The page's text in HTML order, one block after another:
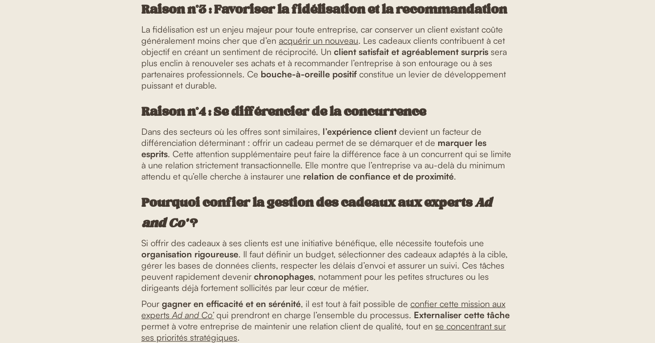
Raison n°3 : Favoriser la fidélisation et la recommandation
La fidélisation est un enjeu majeur pour toute entreprise, car conserver un client existant coûte
généralement moins cher que d’en acquérir un nouveau. Les cadeaux clients contribuent à cet
objectif en créant un sentiment de réciprocité. Un client satisfait et agréablement surpris sera
plus enclin à renouveler ses achats et à recommander l’entreprise à son entourage ou à ses
partenaires professionnels. Ce bouche-à-oreille positif constitue un levier de développement
puissant et durable.
Raison n°4 : Se différencier de la concurrence
Dans des secteurs où les offres sont similaires, l’expérience client devient un facteur de
différenciation déterminant : offrir un cadeau permet de se démarquer et de marquer les
esprits. Cette attention supplémentaire peut faire la différence face à un concurrent qui se limite
à une relation strictement transactionnelle. Elle montre que l’entreprise va au-delà du minimum
attendu et qu’elle cherche à instaurer une relation de confiance et de proximité.
Pourquoi confier la gestion des cadeaux aux expertsAd
and Co’?
Si offrir des cadeaux à ses clients est une initiative bénéfique, elle nécessite toutefois une
organisation rigoureuse. Il faut définir un budget, sélectionner des cadeaux adaptés à la cible,
gérer les bases de données clients, respecter les délais d’envoi et assurer un suivi. Ces tâches
peuvent rapidement devenir chronophages, notamment pour les petites structures ou les
dirigeants déjà fortement sollicités par leur cœur de métier.
Pour gagner en efficacité et en sérénité, il est tout à fait possible de confier cette mission aux
experts Ad and Co’qui prendront en charge l’ensemble du processus. Externaliser cette tâche
permet à votre entreprise de maintenir une relation client de qualité, tout en se concentrant sur
ses priorités stratégiques.